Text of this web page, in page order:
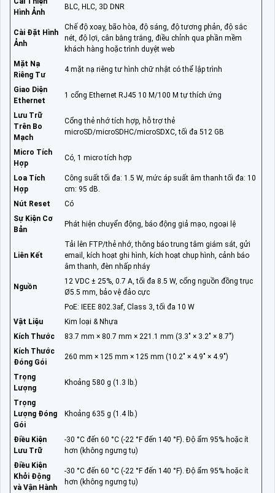
Hình Ảnh
BLC, HLC, 3D DNR
Cài Đặt Hình
Ảnh
Chế độ xoay, bão hòa, độ sáng, độ tương phản, độ sắc
nét, độ lợi, cân bằng trắng, điều chỉnh qua phần mềm
khách hàng hoặc trình duyệt web
Mặt Nạ
Riêng Tư
4 mặt nạ riêng tư hình chữ nhật có thể lập trình
Giao Diện
Ethernet
1 cổng Ethernet RJ45 10 M/100 M tự thích ứng
Lưu Trữ
Trên Bo
Mạch
Cổng thẻ nhớ tích hợp, hỗ trợ thẻ
microSD/microSDHC/microSDXC, tối đa 512 GB
Micro Tích
Hợp
Có, 1 micro tích hợp
Loa Tích
Hợp
Công suất tối đa: 1.5 W, mức áp suất âm thanh tối đa: 10
cm: 95 dB.
Nút Reset
Có
Sự Kiện Cơ
Bản
Phát hiện chuyển động, báo động giả mạo, ngoại lệ
Liên Kết
Tải lên FTP/thẻ nhớ, thông báo trung tâm giám sát, gửi
email, kích hoạt ghi hình, kích hoạt chụp hình, cảnh báo
âm thanh, đèn nhấp nháy
Nguồn
12 VDC ± 25%, 0.7 A, tối đa 8.5 W, cổng nguồn đồng trục
Ø5.5 mm, bảo vệ đảo cực
PoE: IEEE 802.3af, Class 3, tối đa 10 W
Vật Liệu
Kim loại & Nhựa
Kích Thước
83.7 mm × 80.7 mm × 221.1 mm (3.3" × 3.2" × 8.7")
Kích Thước
Đóng Gói
260 mm × 125 mm × 125 mm (10.2" × 4.9" × 4.9")
Trọng
Lượng
Khoảng 580 g (1.3 lb.)
Trọng
Lượng Đóng
Gói
Khoảng 635 g (1.4 lb.)
Điều Kiện
Lưu Trữ
-30 °C đến 60 °C (-22 °F đến 140 °F). Độ ẩm 95% hoặc ít
hơn (không ngưng tụ)
Điều Kiện
Khởi Động
và Vận Hành
-30 °C đến 60 °C (-22 °F đến 140 °F). Độ ẩm 95% hoặc ít
hơn (không ngưng tụ)